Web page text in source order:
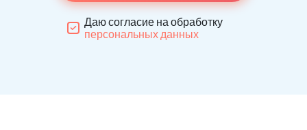
Даю согласие на обработку
персональных данных